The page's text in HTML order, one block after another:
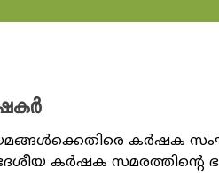
കർഷക
കർഷക സമരത്തിന്റെ